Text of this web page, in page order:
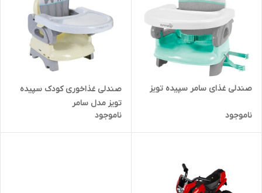
صندلی غذای سامر سپیده تویز
ناموجود
صندلی غذاخوری کودک سپیده
تویز مدل سامر
ناموجود